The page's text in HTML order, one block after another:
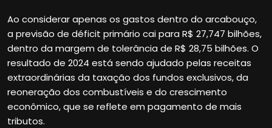
Ao considerar apenas os gastos dentro do arcabouço,
a previsão de déficit primário cai para R$ 27,747 bilhões,
dentro da margem de tolerância de R$ 28,75 bilhões. O
resultado de 2024 está sendo ajudado pelas receitas
extraordinárias da taxação dos fundos exclusivos, da
reoneração dos combustíveis e do crescimento
econômico, que se reflete em pagamento de mais
tributos.